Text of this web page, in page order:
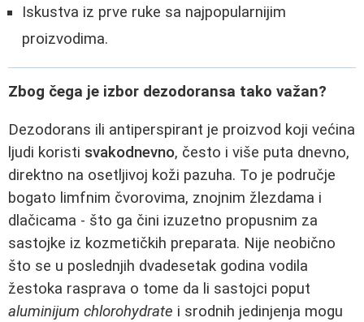
Iskustva iz prve ruke sa najpopularnijim
proizvodima.
Zbog čega je izbor dezodoransa tako važan?
Dezodorans ili antiperspirant je proizvod koji većina
ljudi koristi svakodnevno, često i više puta dnevno,
direktno na osetljivoj koži pazuha. To je područje
bogato limfnim čvorovima, znojnim žlezdama i
dlačicama - što ga čini izuzetno propusnim za
sastojke iz kozmetičkih preparata. Nije neobično
što se u poslednjih dvadesetak godina vodila
žestoka rasprava o tome da li sastojci poput
aluminijum chlorohydrate i srodnih jedinjenja mogu